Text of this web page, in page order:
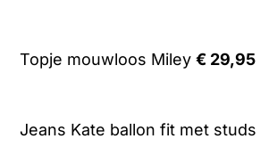
Topje mouwloos Miley € 29,95
Jeans Kate ballon fit met studs